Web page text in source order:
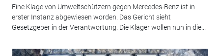
Eine Klage von Umweltschützern gegen Mercedes-Benz ist in
erster Instanz abgewiesen worden. Das Gericht sieht
Gesetzgeber in der Verantwortung. Die Kläger wollen nun in die...